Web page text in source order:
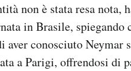
non è stata resa nota,
in Brasile, spiegando
aver conosciuto Neymar
a Parigi, offrendosi di